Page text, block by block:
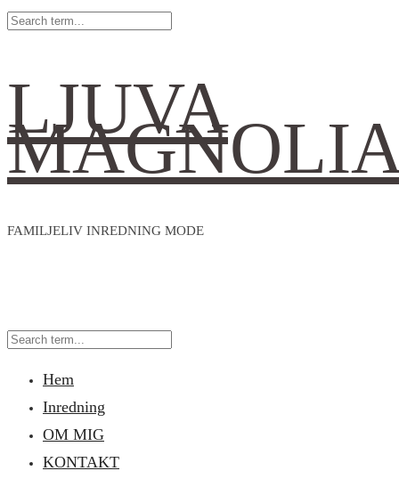
LJUVA
FAMILJELIV INREDNING MODE
Hem
Inredning
OM MIG
KONTAKT